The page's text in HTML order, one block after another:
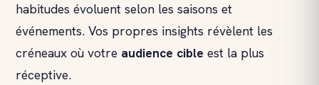
habitudes évoluent selon les saisons et
événements. Vos propres insights révèlent les
créneaux où votre audience cible est la plus
réceptive.